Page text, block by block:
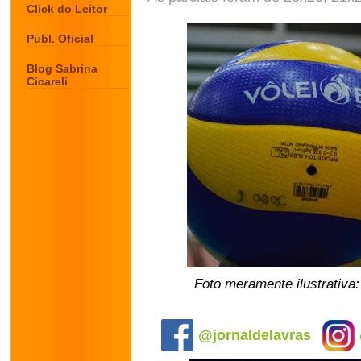
Click do Leitor
Publ. Oficial
Blog Sabrina
Cicareli
Foto meramente
@jornaldelavras